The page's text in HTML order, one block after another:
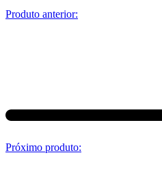
Produto anterior:
Próximo produto: